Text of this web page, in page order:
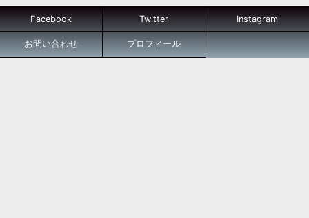
Facebook Twitter Instagram
お問い合わせ プロフィール